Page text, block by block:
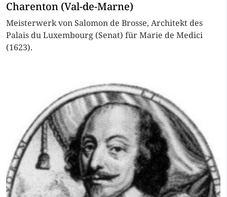
Charenton (Val-de-Marne)
Meisterwerk von Salomon de Brosse, Architekt des
Palais du Luxembourg (Senat) für Marie de Medici
(1623).